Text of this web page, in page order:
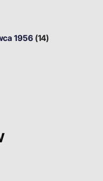
1956 (14)